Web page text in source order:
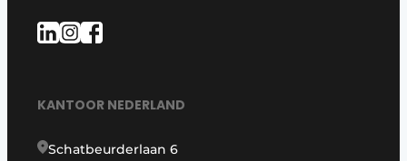
KANTOOR NEDERLAND
Schatbeurderlaan 6